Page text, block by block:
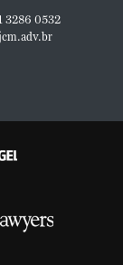
3286 0532